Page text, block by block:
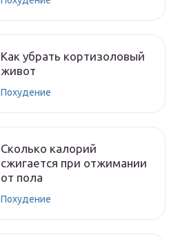
Как убрать кортизоловый
живот
Похудение
Сколько калорий
сжигается при отжимании
от пола
Похудение